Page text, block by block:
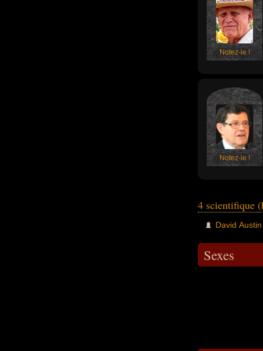
Notez-le !
Notez-le !
4 scientifique
David Austin
Sexes